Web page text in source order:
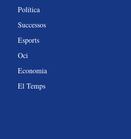
Política
Successos
Esports
Oci
Economia
El Temps